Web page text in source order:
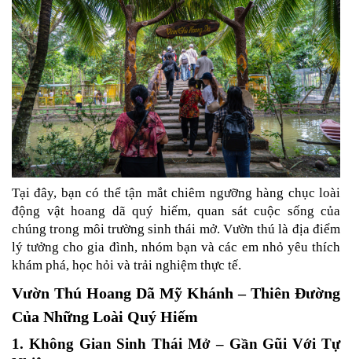
Tại đây, bạn có thể tận mắt chiêm ngưỡng hàng chục loài
động vật hoang dã quý hiếm, quan sát cuộc sống của
chúng trong môi trường sinh thái mở. Vườn thú là địa điểm
lý tưởng cho gia đình, nhóm bạn và các em nhỏ yêu thích
khám phá, học hỏi và trải nghiệm thực tế.
Vườn Thú Hoang Dã Mỹ Khánh – Thiên Đường
Của Những Loài Quý Hiếm
1. Không Gian Sinh Thái Mở – Gần Gũi Với Tự